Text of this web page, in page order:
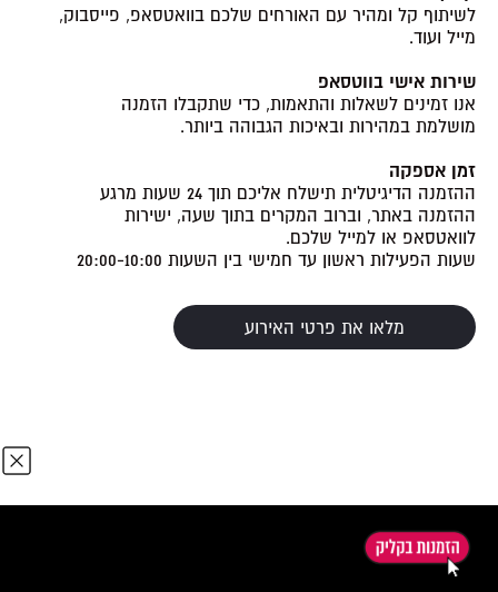
לשיתוף קל ומהיר עם האורחים שלכם בוואטסאפ, פייסבוק,
מייל ועוד.
שירות אישי בווטסאפ
אנו זמינים לשאלות והתאמות, כדי שתקבלו הזמנה
מושלמת במהירות ובאיכות הגבוהה ביותר.
זמן אספקה
ההזמנה הדיגיטלית תישלח אליכם תוך 24 שעות מרגע
ההזמנה באתר, וברוב המקרים בתוך שעה, ישירות
לוואטסאפ או למייל שלכם.
שעות הפעילות ראשון עד חמישי בין השעות 20:00-10:00
מלאו את פרטי האירוע